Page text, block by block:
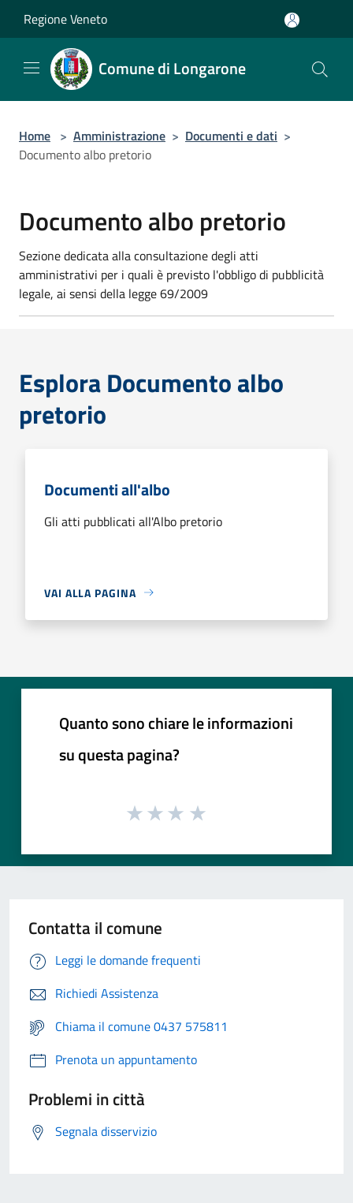
Regione Veneto
Comune di Longarone
Home > Amministrazione > Documenti e dati >
Documento albo pretorio
Documento albo pretorio
Sezione dedicata alla consultazione degli atti
amministrativi per i quali è previsto l'obbligo di pubblicità
legale, ai sensi della legge 69/2009
Esplora Documento albo
pretorio
Documenti all'albo
Gli atti pubblicati all'Albo pretorio
VAI ALLA PAGINA
Quanto sono chiare le informazioni
su questa pagina?
Contatta il comune
Leggi le domande frequenti
Richiedi Assistenza
Chiama il comune 0437 575811
Prenota un appuntamento
Problemi in città
Segnala disservizio